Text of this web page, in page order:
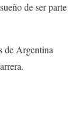
de ser parte
de Argentina